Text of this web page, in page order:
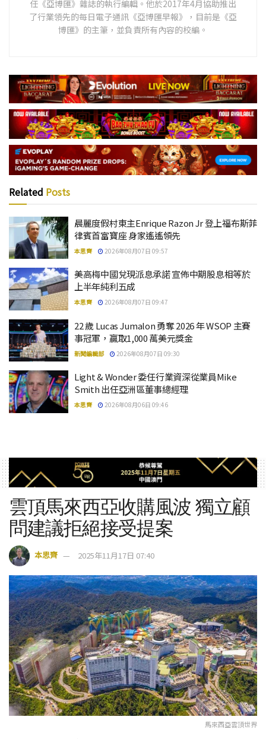
任《亞博匯》雜誌的執行編輯。他於2017年4月協助推出
了行業領先的每日電子通訊《亞博匯早報》，目前是《亞
博匯》的主筆，並負責所有內容的校編。
Related Posts
晨麗度假村東主Enrique Razon Jr 登上福布斯菲
律賓首富寶座 身家遙遙領先
本思齊 2026年08月07日 09:57
美高梅中國兌現派息承諾 宣佈中期股息相等於
上半年純利五成
本思齊 2026年08月07日 09:47
22 歲 Lucas Jumalon 勇奪 2026 年 WSOP 主賽
事冠軍，贏取1,000 萬美元獎金
新聞編輯部 2026年08月07日 09:30
Light & Wonder 委任行業資深從業員Mike
Smith 出任亞洲區董事總經理
本思齊 2026年08月06日 09:46
雲頂馬來西亞收購風波 獨立顧
問建議拒絕接受提案
本思齊 2025年11月17日 07:40
馬來西亞雲頂世界